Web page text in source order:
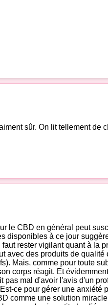
sûr. On lit tellement de
le CBD en général peut
à ce jour
rester vigilant quant à la
des produits de
Mais, comme pour toute
corps réagit. Et
mal d'avoir l'avis d'un
ce pour gérer une anxiété
comme une solution